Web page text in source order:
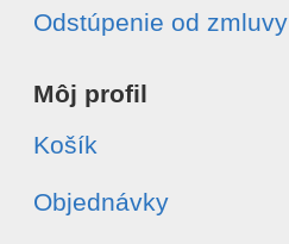
Dátum vytvorenia objednávky*
Typ odstúpenia
Celá objednávka
Odstúpenie od zmluvy
Môj profil
Košík
Objednávky